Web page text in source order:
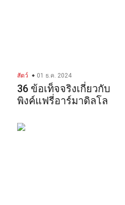
สัตว์ 01 ธ.ค. 2024
36 ข้อเท็จจริงเกี่ยวกับ
พิงค์แฟรี่อาร์มาดิลโล